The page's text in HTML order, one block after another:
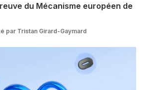
du Mécanisme européen de
par Tristan Girard-Gaymard